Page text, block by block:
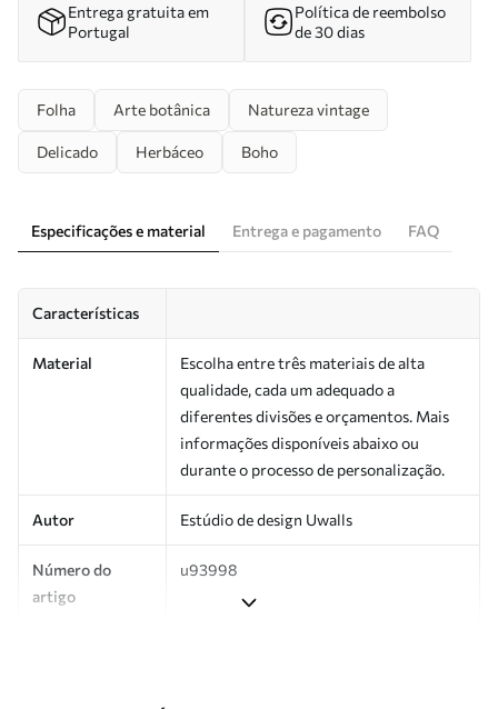
Entrega gratuita em
Portugal
Política de reembolso
de 30 dias
Folha Arte botânica Natureza vintage
Delicado Herbáceo Boho
Especificações e material Entrega e pagamento FAQ
Características
Material
Escolha entre três materiais de alta
qualidade, cada um adequado a
diferentes divisões e orçamentos. Mais
informações disponíveis abaixo ou
durante o processo de personalização.
Autor Estúdio de design Uwalls
Número do
artigo
u93998